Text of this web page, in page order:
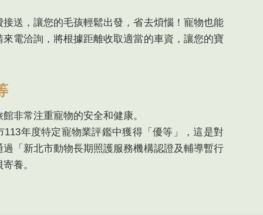
送，讓您的毛孩輕鬆出發，省去煩惱！寵物也能
電洽詢，將根據距離收取適當的車資，讓您的寶
非常注重寵物的安全和健康。
113年度特定寵物業評鑑中獲得「優等」，這是對
「新北市動物長期照護服務機構認證及輔導暫行
養。